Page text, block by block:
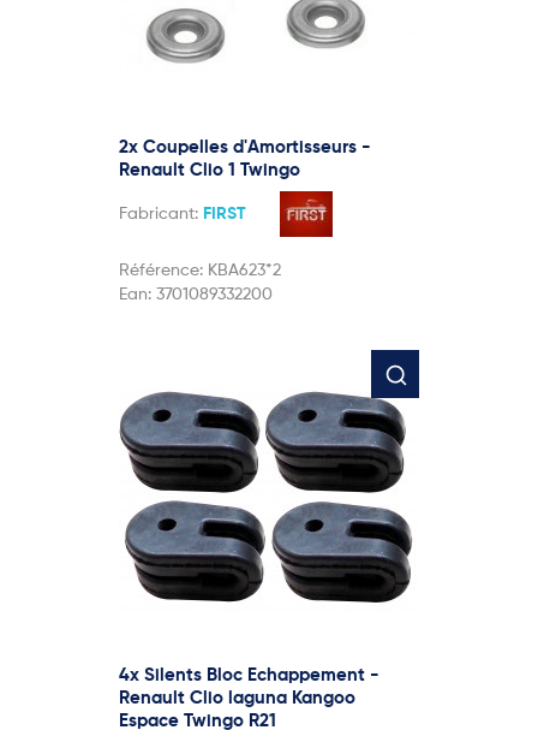
2x Coupelles d'Amortisseurs -
Renault Clio 1 Twingo
Fabricant: FIRST
Référence: KBA623*2
Ean: 3701089332200
4x Silents Bloc Echappement -
Renault Clio laguna Kangoo
Espace Twingo R21